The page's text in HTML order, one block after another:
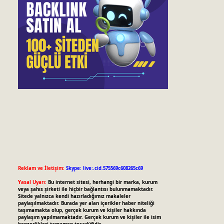
Reklam ve İletişim: Skype: live:.cid.575569c608265c69
Yasal Uyarı: Bu internet sitesi, herhangi bir marka, kurum
veya şahıs şirketi ile hiçbir bağlantısı bulunmamaktadır.
Sitede yalnızca kendi hazırladığımız makaleler
paylaşılmaktadır. Burada yer alan içerikler haber niteliği
taşımamakta olup, gerçek kurum ve kişiler hakkında
paylaşım yapılmamaktadır. Gerçek kurum ve kişiler ile isim